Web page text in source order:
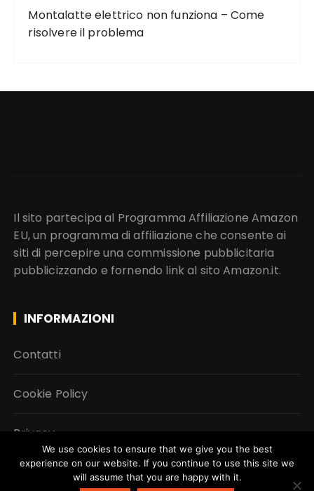
Montalatte elettrico non funziona – Come
risolvere il problema
Il sito partecipa al Programma Affiliazione Amazon
EU, un programma di affiliazione che consente ai
siti di percepire una commissione pubblicitaria
pubblicizzando e fornendo link al sito Amazon.it.
INFORMAZIONI
Contatti
Cookie Policy
Privacy
We use cookies to ensure that we give you the best
experience on our website. If you continue to use this site we
will assume that you are happy with it.